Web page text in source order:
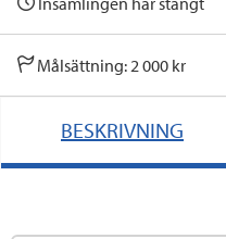
Målsättning: 2 000 kr
BESKRIVNING